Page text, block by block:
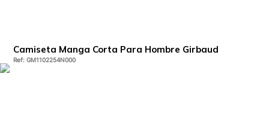
Camiseta Manga Corta Para Hombre Girbaud
Ref:GM1102254N000